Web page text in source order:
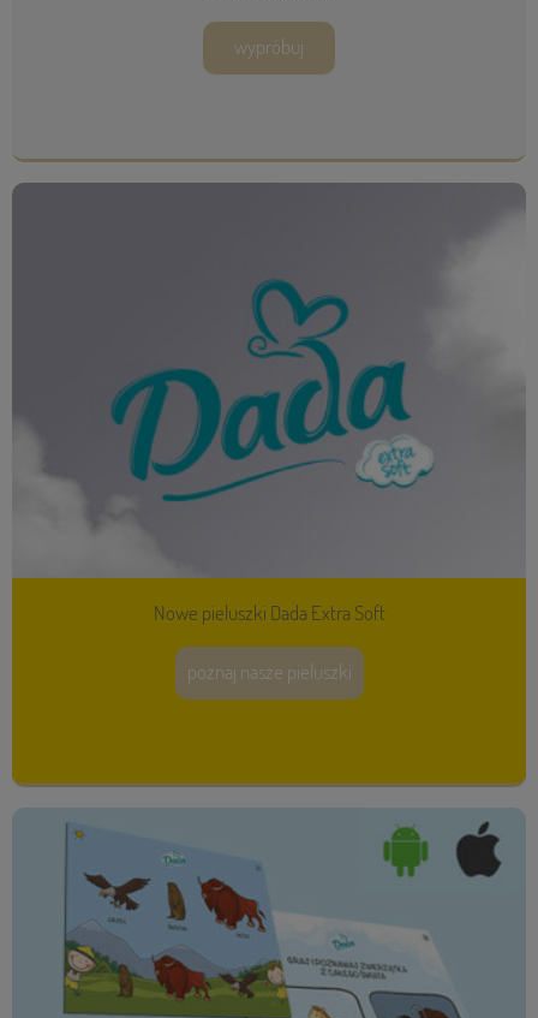
wypróbuj
Nowe pieluszki Dada Extra Soft
poznaj nasze pieluszki